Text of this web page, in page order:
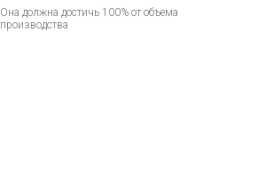
Она должна достичь 100% от объема
производства